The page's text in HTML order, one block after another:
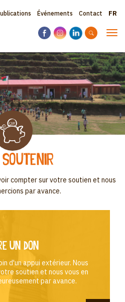
Événements Contact
soutenir
compter sur votre soutien et nous
par avance.
un don
d'un appui extérieur. Nous
soutien et nous vous en
par avance.